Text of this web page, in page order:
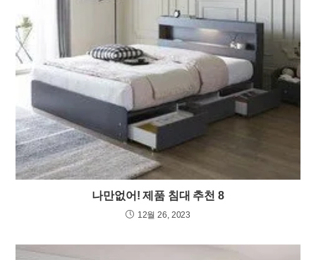
나만없어! 제품 침대 추천 8
12월 26, 2023